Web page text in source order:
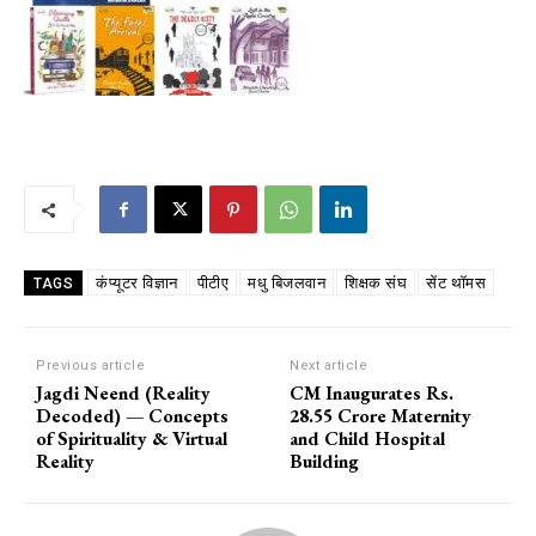
TAGS कंप्यूटर विज्ञान पीटीए मधु बिजलवान शिक्षक संघ सेंट थॉमस
Previous article
Jagdi Neend (Reality
Decoded) — Concepts
of Spirituality & Virtual
Reality
Next article
CM Inaugurates Rs.
28.55 Crore Maternity
and Child Hospital
Building